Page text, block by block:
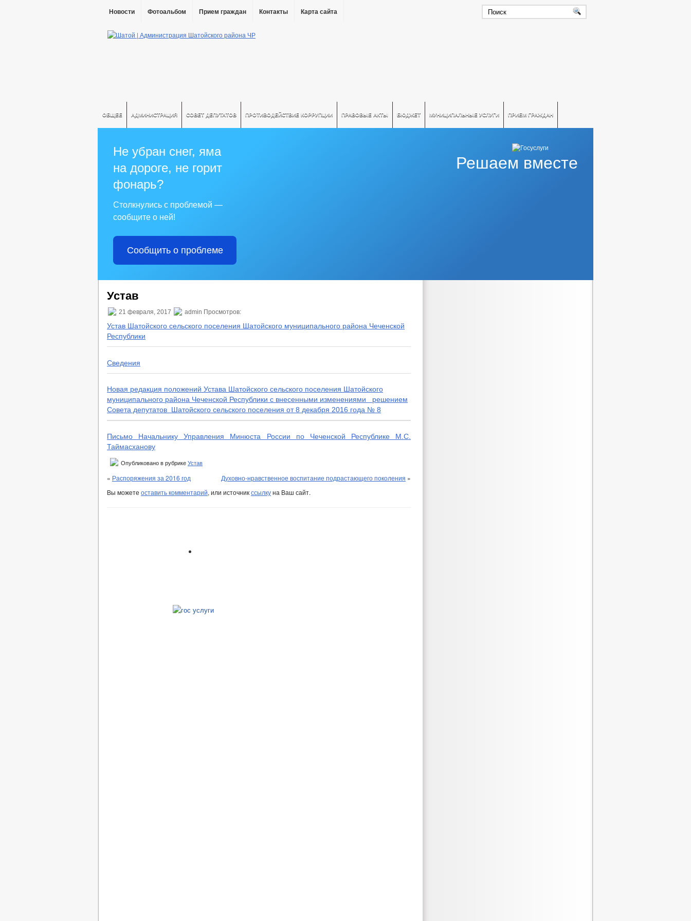
Новости Фотоальбом Прием граждан Контакты Карта сайта
ОБЩЕЕ АДМИНИСТРАЦИЯ СОВЕТ ДЕПУТАТОВ ПРОТИВОДЕЙСТВИЕ КОРРУПЦИИ ПРАВОВЫЕ АКТЫ БЮДЖЕТ МУНИЦИПАЛЬНЫЕ УСЛУГИ ПРИЕМ ГРАЖДАН
Решаем вместе
Не убран снег, яма
на дороге, не горит
фонарь?
Столкнулись с проблемой —
сообщите о ней!
Сообщить о проблеме
Устав
21 февраля, 2017 admin Просмотров:
Устав Шатойского сельского поселения Шатойского муниципального района Чеченской
Республики
Сведения
Новая редакция положений Устава Шатойского сельского поселения Шатойского
муниципального района Чеченской Республики с внесенными изменениями решением
Совета депутатов Шатойского сельского поселения от 8 декабря 2016 года № 8
Письмо Начальнику Управления Минюста России по Чеченской Республике М.С.
Таймасханову
Опубликовано в рубрике Устав
« Распоряжения за 2016 год Духовно-нравственное воспитание подрастающего поколения »
Вы можете оставить комментарий, или источникссылкуна Ваш сайт.